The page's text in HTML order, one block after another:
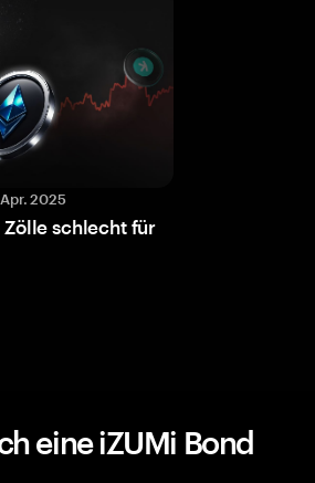
2025
Zölle schlecht für
eine iZUMi Bond